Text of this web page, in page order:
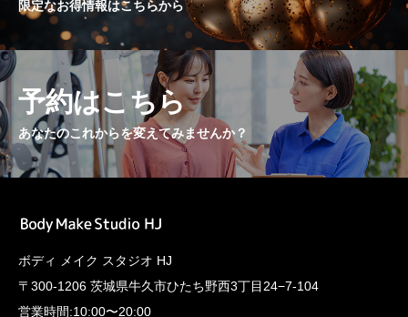
限定なお得情報はこちらから
予約はこちら
あなたのこれからを変えてみませんか？
ボディ メイク スタジオ HJ
〒300-1206 茨城県牛久市ひたち野西3丁目24−7-104
営業時間:10:00〜20:00